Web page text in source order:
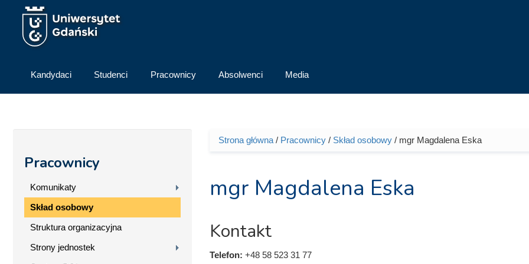
Przejdź do treści
Kandydaci Studenci Pracownicy Absolwenci Media
Pracownicy
Komunikaty
Skład osobowy
Struktura organizacyjna
Strony jednostek
Jesteś tutaj
Strona główna/ Pracownicy/ Skład osobowy/ mgr Magdalena Eska
mgr Magdalena Eska
Kontakt
Telefon: +48 58 523 31 77